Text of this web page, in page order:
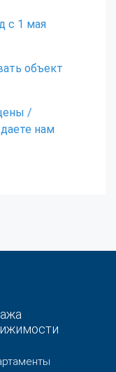
с 1 мая
объект
/
нам